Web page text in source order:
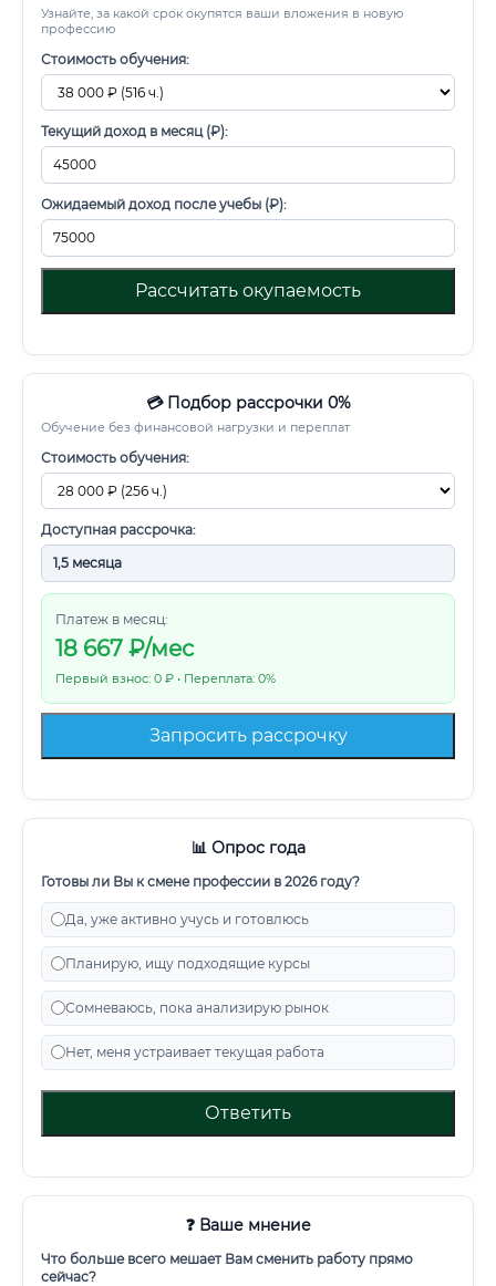
Узнайте, за какой срок окупятся ваши вложения в новую
профессию
Стоимость обучения:
Текущий доход в месяц (₽):
Ожидаемый доход после учебы (₽):
Рассчитать окупаемость
💳 Подбор рассрочки 0%
Обучение без финансовой нагрузки и переплат
Стоимость обучения:
Доступная рассрочка:
Платеж в месяц:
18 667 ₽/мес
Первый взнос: 0 ₽ • Переплата: 0%
Запросить рассрочку
📊 Опрос года
Готовы ли Вы к смене профессии в 2026 году?
Да, уже активно учусь и готовлюсь
Планирую, ищу подходящие курсы
Сомневаюсь, пока анализирую рынок
Нет, меня устраивает текущая работа
Ответить
❓ Ваше мнение
Что больше всего мешает Вам сменить работу прямо
сейчас?